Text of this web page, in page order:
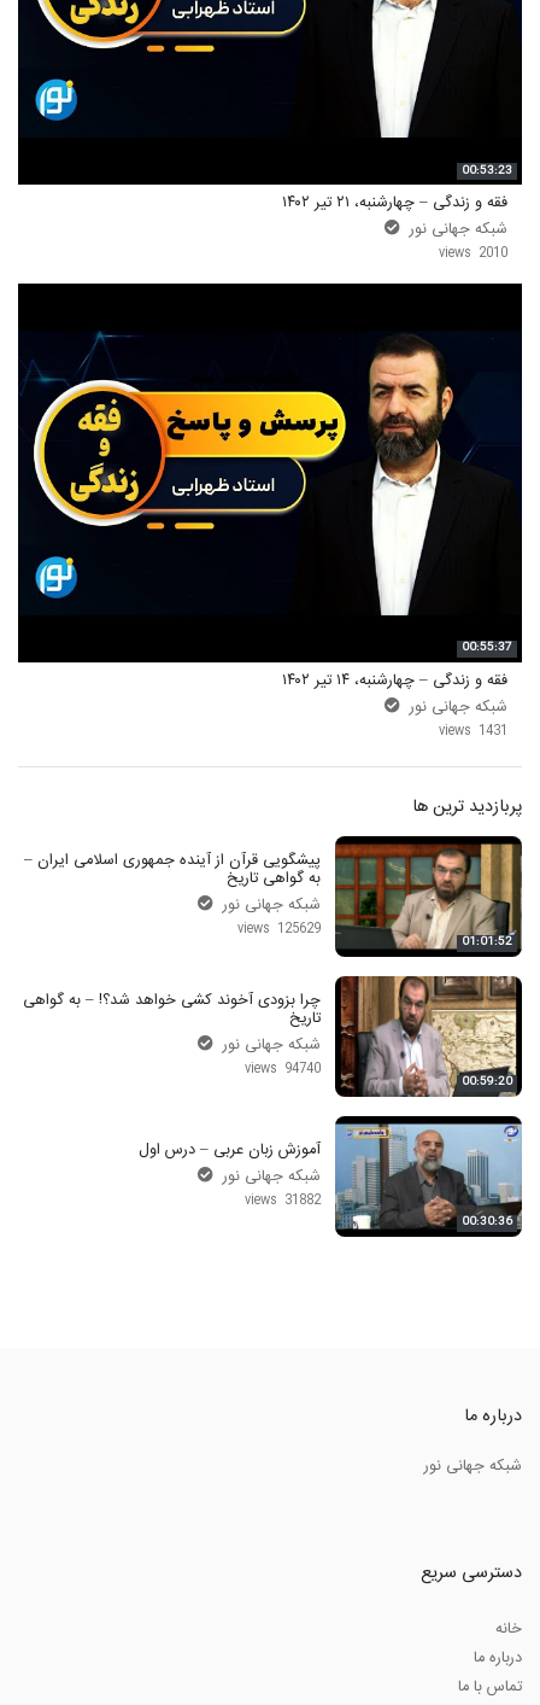
00:53:23
فقه و زندگی – چهارشنبه، ۲۱ تیر ۱۴۰۲
شبکه جهانی نور
2010 views
00:55:37
فقه و زندگی – چهارشنبه، ۱۴ تیر ۱۴۰۲
شبکه جهانی نور
1431 views
پربازدید ترین ها
01:01:52
پیشگویی قرآن از آینده جمهوری اسلامی ایران –
به گواهی تاریخ
شبکه جهانی نور
125629 views
00:59:20
چرا بزودی آخوند کشی خواهد شد؟! – به گواهی
تاریخ
شبکه جهانی نور
94740 views
00:30:36
آموزش زبان عربی – درس اول
شبکه جهانی نور
31882 views
درباره ما
شبکه جهانی نور
دسترسی سریع
خانه
درباره ما
تماس با ما